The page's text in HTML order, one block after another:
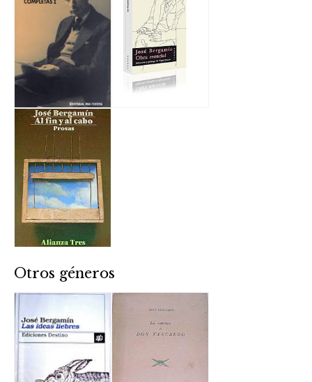
Otros géneros